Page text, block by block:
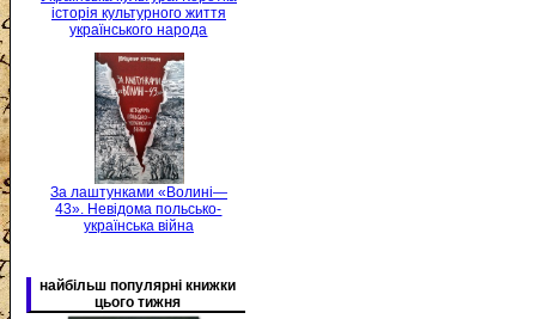
історія культурного життя
українського народа
За лаштунками «Волині—
43». Невідома польсько-
українська війна
найбільш популярні книжки
цього тижня